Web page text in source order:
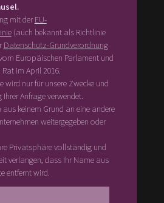
mit derEU-
(auch bekannt als Richtlinie
Datenschutz-Grundverordnung
Europäischen Parlament und
im April 2016.
wird nur für unsere Zwecke und
Anfrage verwendet.
aus keinem Grund an eine andere
weitergegeben oder
Privatsphäre vollständig und
verlangen, dass Ihr Name aus
entfernt wird.